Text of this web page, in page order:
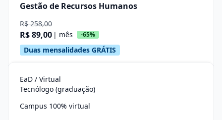
Gestão de Recursos Humanos
R$ 258,00
R$ 89,00 | mês -65%
Duas mensalidades GRÁTIS
EaD / Virtual
Tecnólogo (graduação)
Campus 100% virtual